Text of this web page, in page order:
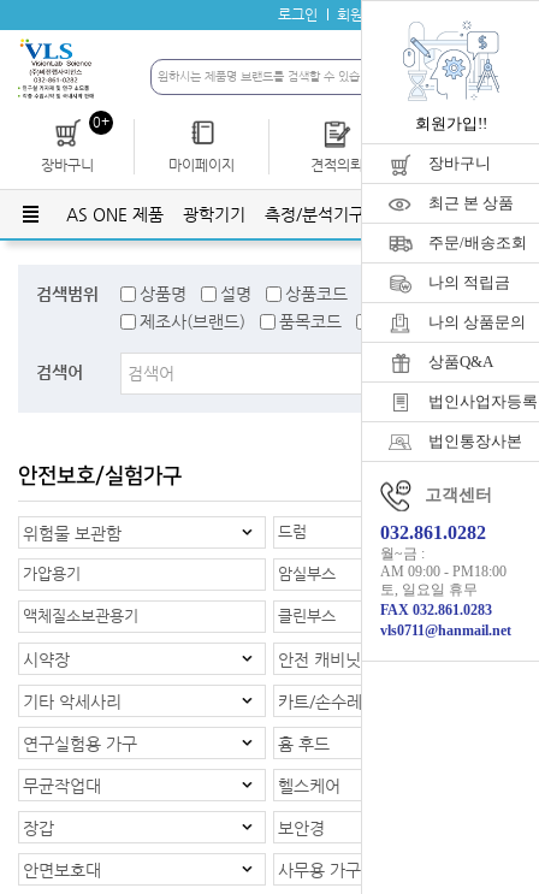
로그인 회원가입
0+
장바구니 마이페이지 견적의뢰 개인결제
AS ONE 제품 광학기기 측정/분석기구 유리기구 플라스틱
검색범위 상품명 설명 상품코드
검색어태그
제조사(브랜드)
품목코드 품목명
검색어
안전보호/실험가구
위험물 보관함 드럼
가압용기 암실부스
액체질소보관용기 클린부스
시약장 안전 캐비닛
기타 악세사리 카트/손수레
연구실험용 가구 흄 후드
무균작업대 헬스케어
장갑 보안경
안면보호대 사무용 가구
회원가입!!
장바구니
최근 본 상품
주문/배송조회
나의 적립금
나의 상품문의
상품Q&A
법인사업자등
법인통장사본
고객센터
032.861.0282
월~금 :
AM 09:00 - PM18:00
토, 일요일 휴무
FAX 032.861.0283
vls0711@hanmail.net